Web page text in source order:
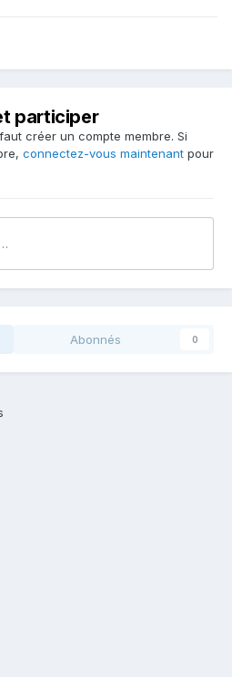
participer
créer un compte membre. Si
connectez-vous maintenant pour
Abonnés 0